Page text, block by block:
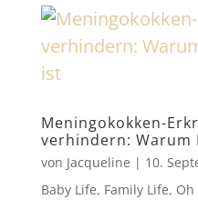
Meningokokken-
verhindern: Warum
von Jacqueline | 10.
Baby Life, Family Life, Oh